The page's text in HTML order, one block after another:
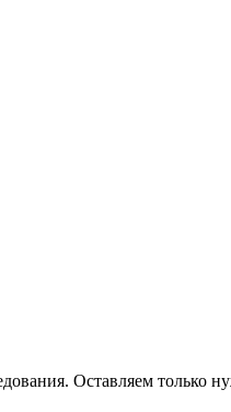
Оставляем только